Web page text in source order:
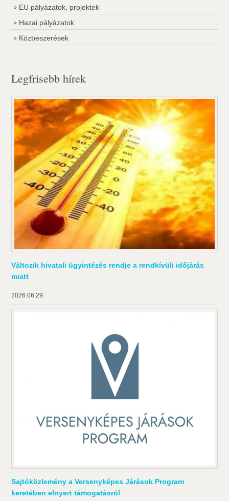
EU pályázatok, projektek
Hazai pályázatok
Közbeszerések
Legfrisebb hírek
Változik hivatali ügyintézés rendje a rendkívüli időjárás
miatt
2026.06.29.
Sajtóközlemény a Versenyképes Járások Program
keretében elnyert támogatásról